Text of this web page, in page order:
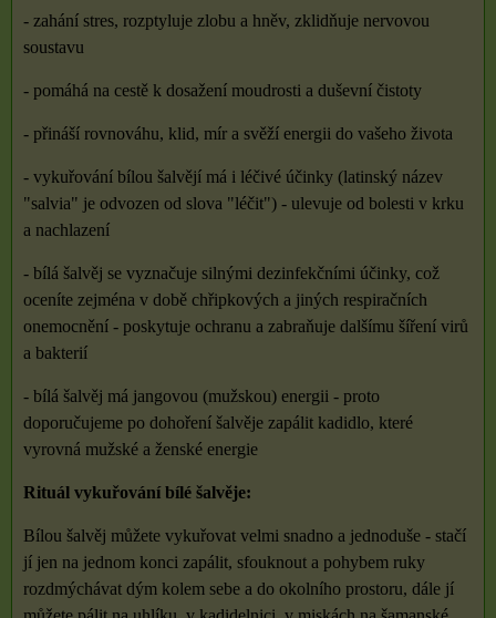
- zahání stres, rozptyluje zlobu a hněv, zklidňuje nervovou
soustavu
- pomáhá na cestě k dosažení moudrosti a duševní čistoty
- přináší rovnováhu, klid, mír a svěží energii do vašeho života
- vykuřování bílou šalvějí má i léčivé účinky (latinský název
"salvia" je odvozen od slova "léčit") - ulevuje od bolesti v krku
a nachlazení
- bílá šalvěj se vyznačuje silnými dezinfekčními účinky, což
oceníte zejména v době chřipkových a jiných respiračních
onemocnění - poskytuje ochranu a zabraňuje dalšímu šíření virů
a bakterií
- bílá šalvěj má jangovou (mužskou) energii - proto
doporučujeme po dohoření šalvěje zapálit kadidlo, které
vyrovná mužské a ženské energie
Rituál vykuřování bílé šalvěje:
Bílou šalvěj můžete vykuřovat velmi snadno a jednoduše - stačí
jí jen na jednom konci zapálit, sfouknout a pohybem ruky
rozdmýchávat dým kolem sebe a do okolního prostoru, dále jí